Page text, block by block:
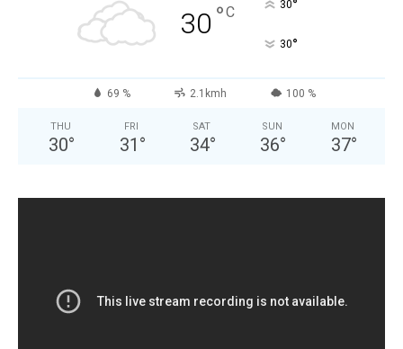
30 °C 30°
30°
69 % 2.1kmh 100 %
THU
30°
FRI
31 °
SAT
34°
SUN
36°
MON
37°